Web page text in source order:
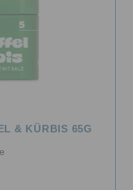
& KÜRBIS 65G